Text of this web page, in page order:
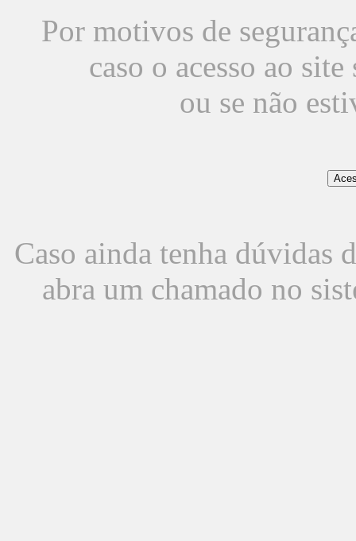
Por motivos de
caso o acesso ao
ou se não
Caso ainda tenha dúvidas
abra um chamado no